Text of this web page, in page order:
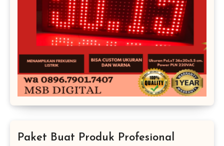
Paket Buat Produk Profesional